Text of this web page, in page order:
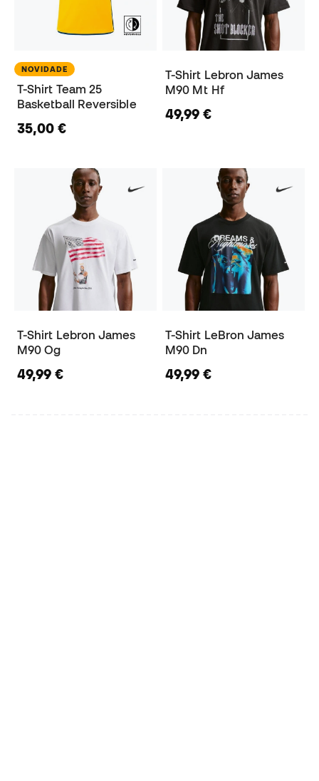
NOVIDADE
T-Shirt Team 25
Basketball Reversible
35,00 €
T-Shirt Lebron James
M90 Mt Hf
49,99 €
T-Shirt Lebron James
M90 Og
49,99 €
T-Shirt LeBron James
M90 Dn
49,99 €